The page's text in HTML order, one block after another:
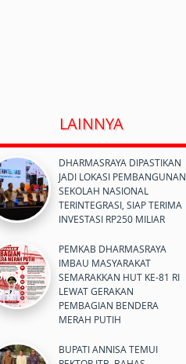
LAINNYA
DHARMASRAYA DIPASTIKAN
JADI LOKASI PEMBANGUNAN
SEKOLAH NASIONAL
TERINTEGRASI, SIAP TERIMA
INVESTASI RP250 MILIAR
PEMKAB DHARMASRAYA
IMBAU MASYARAKAT
SEMARAKKAN HUT KE-81 RI
LEWAT GERAKAN
PEMBAGIAN BENDERA
MERAH PUTIH
BUPATI ANNISA TEMUI